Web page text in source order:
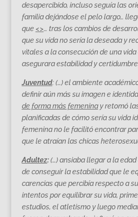
desapercibido, incluso seguía las
familia dejándose el pelo largo…
que <>… tras los cambios de
que su vida no sería la deseada y
vitales a la consecución de una
asegurara estabilidad y
Juventud: (…) el ambiente
definir aún más su imagen e
de forma más femeninay retomó
planificadas de cómo sería su vida
femenina no le facilitó encontrar
que le atraían las chicas
Adultez:(…) ansiaba llegar a la
de conseguir la estabilidad que le
carencias que percibía respecto a
intentos por equilibrar su vida,
estudios, el atletismo y luego